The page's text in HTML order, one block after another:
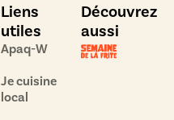
Liens
utiles
Apaq-W
Je cuisine
local
Découvrez
aussi